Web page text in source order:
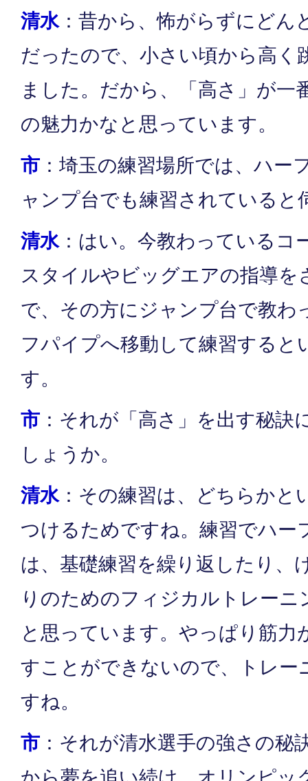
清水：昔から、怖がらずにどん
だったので、小さい頃から高く
ました。だから、「高さ」が一
の魅力かなと思っています。
市 ：埼玉の練習場所では、ハー
ャンプ台でも練習されていると
清水：はい。今教わっているコ
スタイルやビッグエアの指導を
で、その方にジャンプ台で教わ
フパイプへ移動して練習すると
す。
市 ：それが「高さ」を出す秘
しょうか。
清水：その練習は、どちらかと
つけるためですね。練習でハー
は、基礎練習を繰り返したり、
りのためのフィジカルトレー
と思っています。やっぱり筋力
すことができないので、トレー
すね。
市 ：それが清水選手の強さの秘